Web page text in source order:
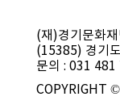
(재)경기문화
(15385) 경기
문의 : 031 481
COPYRIGHT